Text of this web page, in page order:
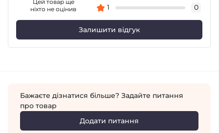
Цей товар ще
ніхто не оцінив
1
0
Залишити відгук
Бажаєте дізнатися більше? Задайте питання
про товар
Додати питання